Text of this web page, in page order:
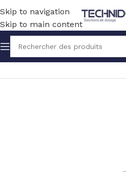
Skip to navigation
Skip to main content
Accueil TUYAUX ET RACCORDS